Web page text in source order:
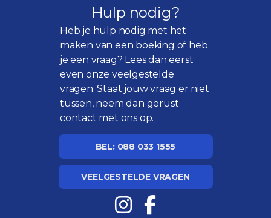
Hulp nodig?
Heb je hulp nodig met het
maken van een boeking of heb
je een vraag? Lees dan eerst
even onzeveelgestelde
vragen. Staat jouw vraag er niet
tussen, neem dan gerust
contact met ons op.
BEL: 088 033 1555
VEELGESTELDE VRAGEN